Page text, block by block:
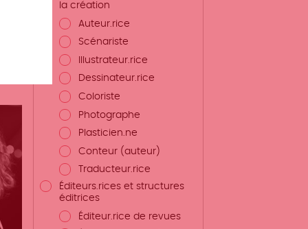
la création
Auteur.rice
Scénariste
Illustrateur.rice
Dessinateur.rice
Coloriste
Photographe
Plasticien.ne
Conteur (auteur)
Traducteur.rice
Éditeurs.rices et structures
éditrices
Éditeur.rice de revues